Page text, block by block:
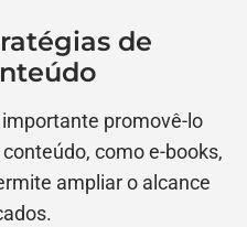
de
promovê-lo
como e-books,
ampliar o alcance